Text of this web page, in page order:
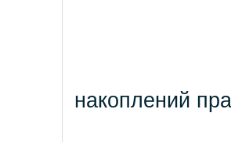
накоплений